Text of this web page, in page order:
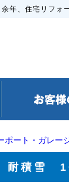
年、住宅リフ
ポート・ガレー
耐積雪